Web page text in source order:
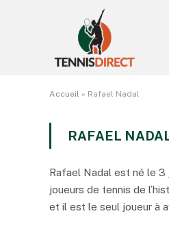
Accueil » Rafael Nadal
RAFAEL
Rafael Nadal est né le 3
joueurs de tennis de
et il est le seul joueur à